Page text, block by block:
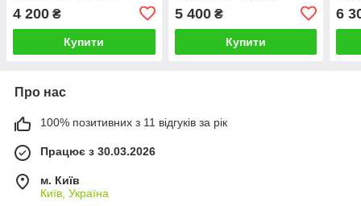
тераси, пергольна
(терасна) маркіза
4 200 ₴
Купити
тераси, пергольна
(терасна) маркіза
5 400₴
Купити
6
Про нас
100% позитивних з 11 відгуків за рік
Працює з 30.03.2026
м. Київ
Київ, Україна